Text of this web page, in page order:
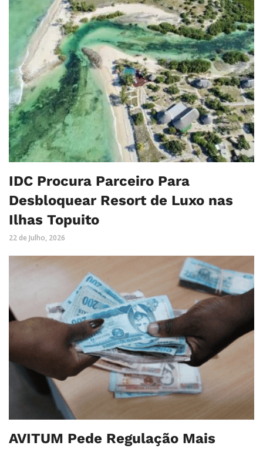
IDC Procura Parceiro Para
Desbloquear Resort de Luxo nas
Ilhas Topuito
22 de Julho, 2026
AVITUM Pede Regulação Mais